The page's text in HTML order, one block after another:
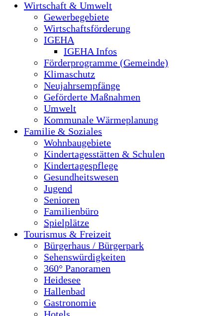
Wirtschaft & Umwelt
Gewerbegebiete
Wirtschaftsförderung
IGEHA
IGEHA Infos
Förderprogramme (Gemeinde)
Klimaschutz
Neujahrsempfänge
Geförderte Maßnahmen
Umwelt
Kommunale Wärmeplanung
Familie & Soziales
Wohnbaugebiete
Kindertagesstätten & Schulen
Kindertagespflege
Gesundheitswesen
Jugend
Senioren
Familienbüro
Spielplätze
Tourismus & Freizeit
Bürgerhaus / Bürgerpark
Sehenswürdigkeiten
360° Panoramen
Heidesee
Hallenbad
Gastronomie